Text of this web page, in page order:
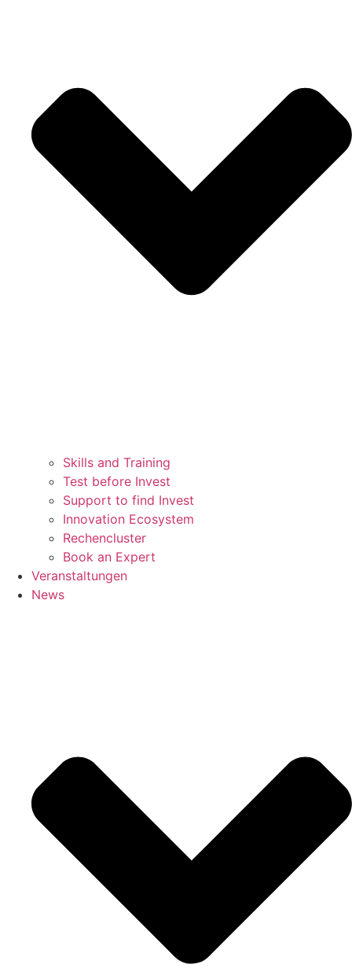
Skills and Training
Test before Invest
Support to find Invest
Innovation Ecosystem
Rechencluster​
Book an Expert
Veranstaltungen
News